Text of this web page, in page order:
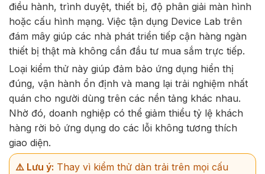
điều hành, trình duyệt, thiết bị, độ phân giải màn hình
hoặc cấu hình mạng. Việc tận dụng Device Lab trên
đám mây giúp các nhà phát triển tiếp cận hàng ngàn
thiết bị thật mà không cần đầu tư mua sắm trực tiếp.
Loại kiểm thử này giúp đảm bảo ứng dụng hiển thị
đúng, vận hành ổn định và mang lại trải nghiệm nhất
quán cho người dùng trên các nền tảng khác nhau.
Nhờ đó, doanh nghiệp có thể giảm thiểu tỷ lệ khách
hàng rời bỏ ứng dụng do các lỗi không tương thích
giao diện.
⚠️ Lưu ý: Thay vì kiểm thử dàn trải trên mọi cấu